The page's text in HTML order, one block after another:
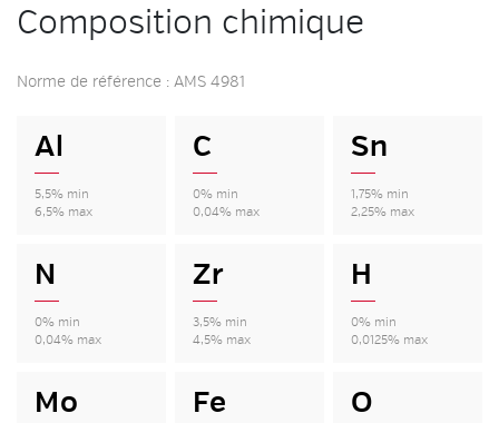
Composition chimique
Norme de référence : AMS 4981
Al
5,5% min
6,5% max
C
0% min
0,04% max
Sn
1,75% min
2,25% max
N
0% min
0,04% max
Zr
3,5% min
4,5% max
H
0% min
0,0125% max
Mo Fe O